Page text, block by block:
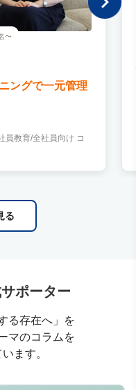
〜
ングで一元管理
員教育/全社員向け コ
る
ポーター
る存在へ」を
マのコラムを
ます。